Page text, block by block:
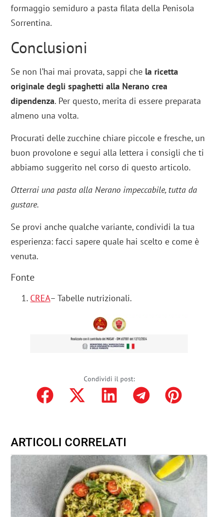
formaggio semiduro a pasta filata della Penisola
Sorrentina.
Conclusioni
Se non l’hai mai provata, sappi che la ricetta
originale degli spaghetti alla Nerano crea
dipendenza. Per questo, merita di essere preparata
almeno una volta.
Procurati delle zucchine chiare piccole e fresche, un
buon provolone e segui alla lettera i consigli che ti
abbiamo suggerito nel corso di questo articolo.
Otterrai una pasta alla Nerano impeccabile, tutta da
gustare.
Se provi anche qualche variante, condividi la tua
esperienza: facci sapere quale hai scelto e come è
venuta.
Fonte
CREA– Tabelle nutrizionali.
Condividi il post:
ARTICOLI CORRELATI